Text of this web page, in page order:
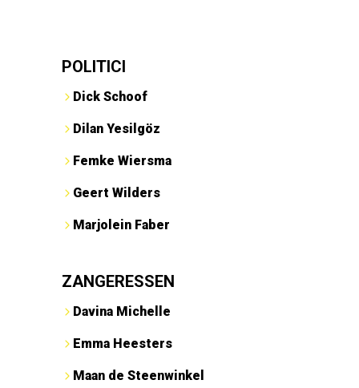
POLITICI
Dick Schoof
Dilan Yesilgöz
Femke Wiersma
Geert Wilders
Marjolein Faber
ZANGERESSEN
Davina Michelle
Emma Heesters
Maan de Steenwinkel